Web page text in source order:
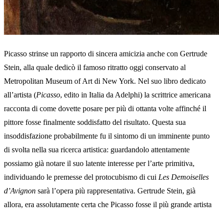
Picasso strinse un rapporto di sincera amicizia anche con Gertrude
Stein, alla quale dedicò il famoso ritratto oggi conservato al
Metropolitan Museum of Art di New York. Nel suo libro dedicato
all’artista (Picasso, edito in Italia da Adelphi) la scrittrice americana
racconta di come dovette posare per più di ottanta volte affinché il
pittore fosse finalmente soddisfatto del risultato. Questa sua
insoddisfazione probabilmente fu il sintomo di un imminente punto
di svolta nella sua ricerca artistica: guardandolo attentamente
possiamo già notare il suo latente interesse per l’arte primitiva,
individuando le premesse del protocubismo di cui Les Demoiselles
d’Avignon sarà l’opera più rappresentativa. Gertrude Stein, già
allora, era assolutamente certa che Picasso fosse il più grande artista